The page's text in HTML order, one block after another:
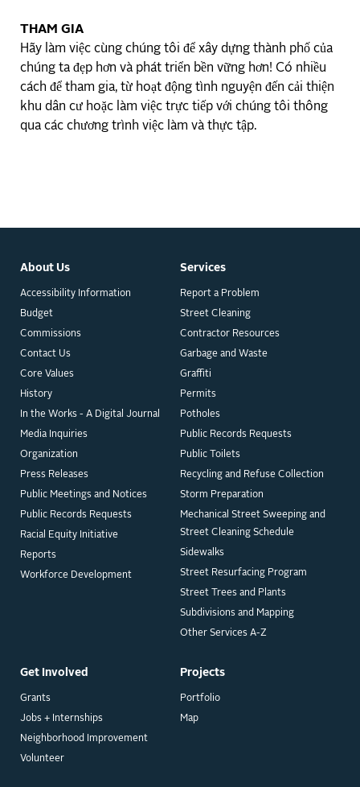
THAM GIA
Hãy làm việc cùng chúng tôi để xây dựng thành phố của
chúng ta đẹp hơn và phát triển bền vững hơn! Có nhiều
cách để tham gia, từ hoạt động tình nguyện đến cải thiện
khu dân cư hoặc làm việc trực tiếp với chúng tôi thông
qua các chương trình việc làm và thực tập.
About Us
Accessibility Information
Budget
Commissions
Contact Us
Core Values
History
In the Works - A Digital Journal
Media Inquiries
Organization
Press Releases
Public Meetings and Notices
Public Records Requests
Racial Equity Initiative
Reports
Workforce Development
Get Involved
Grants
Jobs + Internships
Neighborhood Improvement
Volunteer
Projects
Portfolio
Map
Services
Report a Problem
Street Cleaning
Contractor Resources
Garbage and Waste
Graffiti
Permits
Potholes
Public Records Requests
Public Toilets
Recycling and Refuse Collection
Storm Preparation
Mechanical Street Sweeping and
Street Cleaning Schedule
Sidewalks
Street Resurfacing Program
Street Trees and Plants
Subdivisions and Mapping
Other Services A-Z